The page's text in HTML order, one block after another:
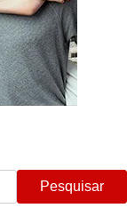
Pesquisar